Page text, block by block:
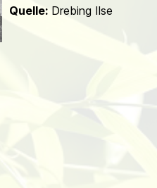
Quelle:Drebing Ilse